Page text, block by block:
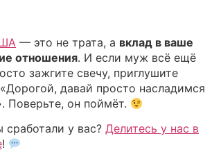
— это не трата, а вклад в ваше
отношения. И если муж всё ещё
зажгите свечу, приглушите
давай просто насладимся
Поверьте, он поймёт.
сработали у вас? Делитесь у нас в
!